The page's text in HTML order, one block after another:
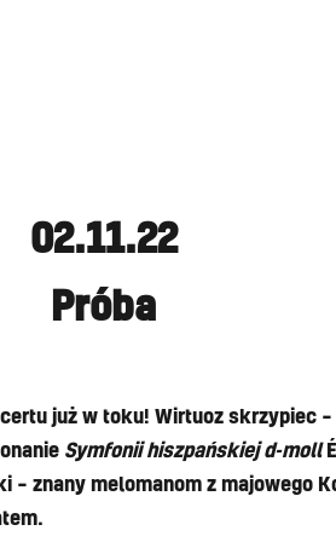
02.11.22
Próba
już w toku! Wirtuoz skrzypiec
Symfonii hiszpańskiej d-moll
– znany melomanom z majowego